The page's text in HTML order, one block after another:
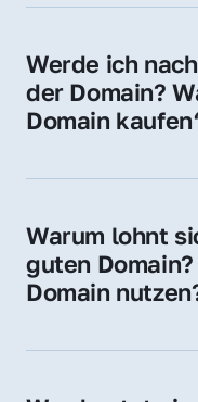
Werde ich
der Domain?
Domain
Sie erhalten alle
Domain.
Warum lohnt
guten
Domain
Vertrauen und